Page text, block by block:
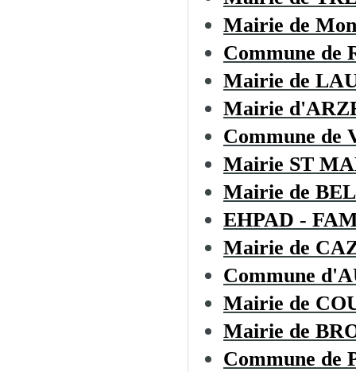
Mairie de
Commune de
Mairie de
Mairie
Commune
Mairie ST
Mairie de
EHPAD -
Mairie de
Commune
Mairie de
Mairie de
Commune de